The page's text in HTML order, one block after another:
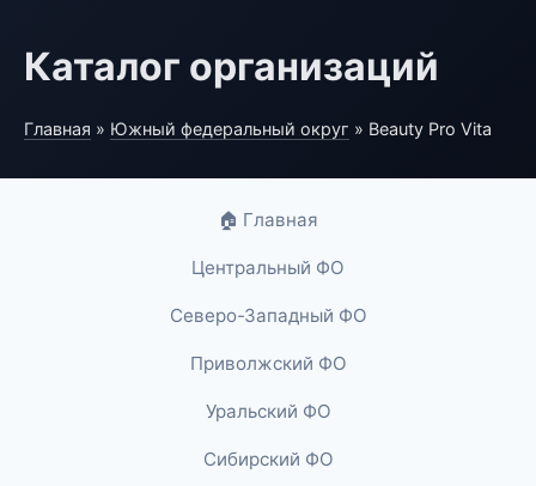
Каталог организаций
Главная » Южный федеральный округ » Beauty Pro Vita
🏠 Главная
Центральный ФО
Северо-Западный ФО
Приволжский ФО
Уральский ФО
Сибирский ФО